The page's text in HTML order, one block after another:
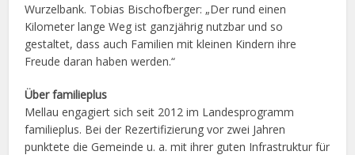
Wurzelbank. Tobias Bischofberger: „Der rund einen
Kilometer lange Weg ist ganzjährig nutzbar und so
gestaltet, dass auch Familien mit kleinen Kindern ihre
Freude daran haben werden.“
Über familieplus
Mellau engagiert sich seit 2012 im Landesprogramm
familieplus. Bei der Rezertifizierung vor zwei Jahren
punktete die Gemeinde u. a. mit ihrer guten Infrastruktur für